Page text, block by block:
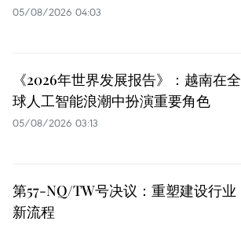
05/08/2026 04:03
《2026年世界发展报告》：越南在全
球人工智能浪潮中扮演重要角色
05/08/2026 03:13
第57-NQ/TW号决议：重塑建设行业
新流程